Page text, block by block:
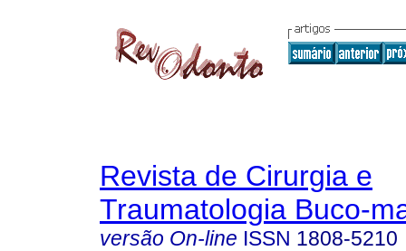
Revista de Cirurgia e
Traumatologia Buco-
versão On-line ISSN 1808-5210